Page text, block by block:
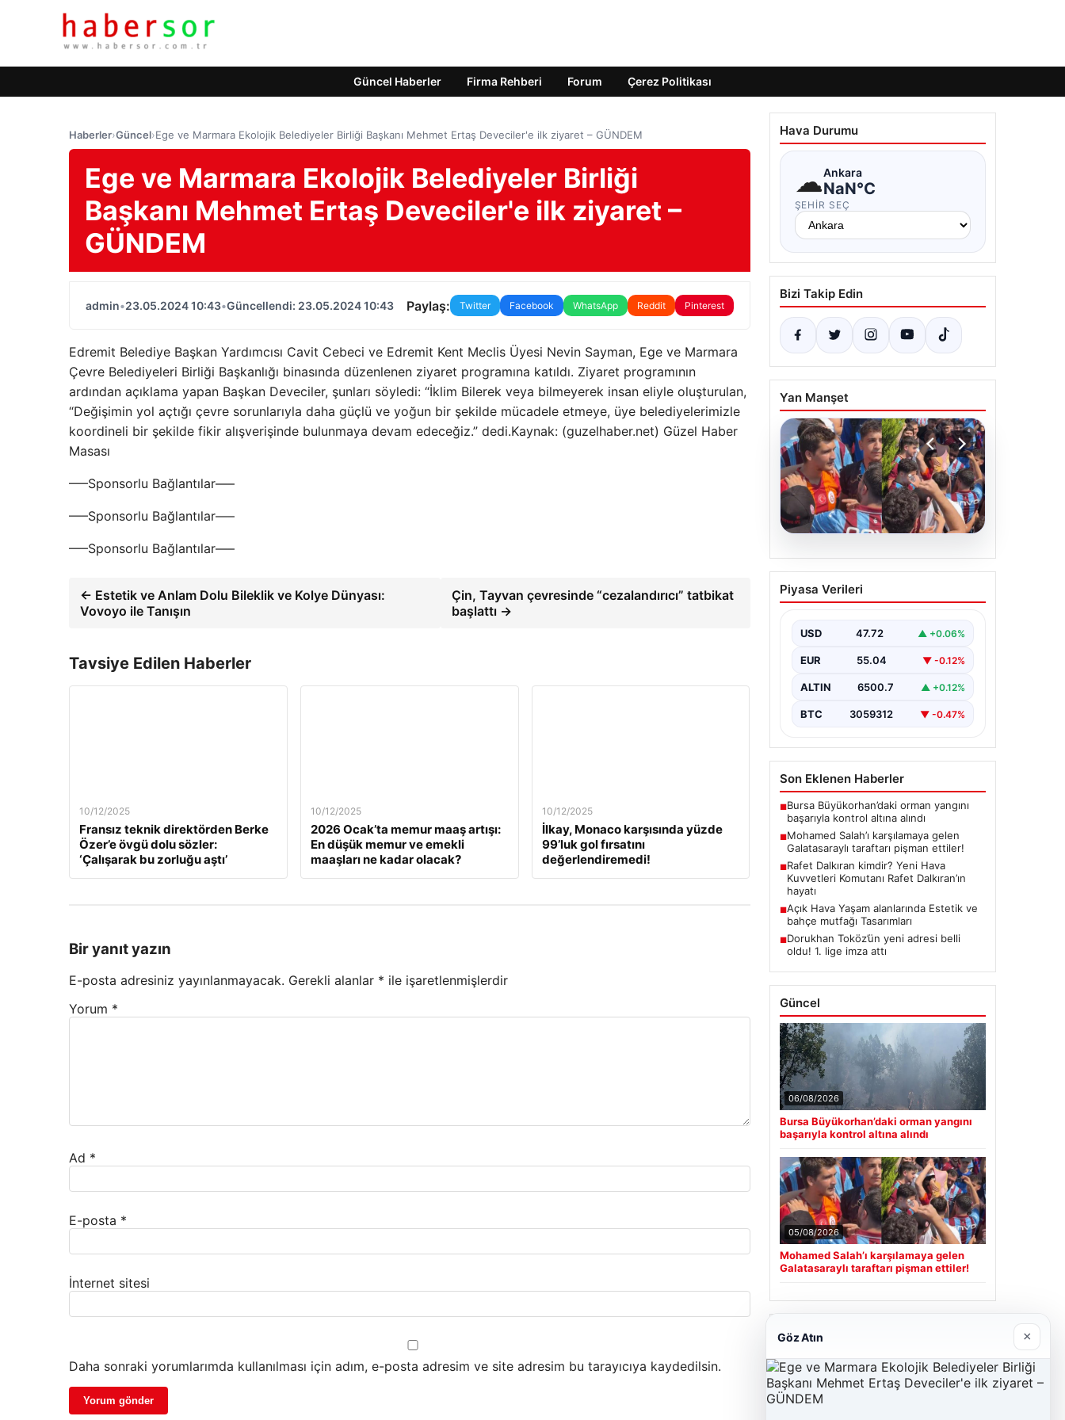
Güncel Haberler Firma Rehberi Forum Çerez Politikası
Haberler›Güncel›Ege ve Marmara Ekolojik Belediyeler Birliği Başkanı Mehmet Ertaş Deveciler'e ilk ziyaret – GÜNDEM
Ege ve Marmara Ekolojik Belediyeler Birliği
Başkanı Mehmet Ertaş Deveciler'e ilk ziyaret –
GÜNDEM
admin•23.05.2024 10:43•Güncellendi: 23.05.2024 10:43 Paylaş: Twitter Facebook WhatsApp Reddit Pinterest
Edremit Belediye Başkan Yardımcısı Cavit Cebeci ve Edremit Kent Meclis Üyesi Nevin Sayman, Ege ve Marmara
Çevre Belediyeleri Birliği Başkanlığı binasında düzenlenen ziyaret programına katıldı. Ziyaret programının
ardından açıklama yapan Başkan Deveciler, şunları söyledi: “İklim Bilerek veya bilmeyerek insan eliyle oluşturulan,
“Değişimin yol açtığı çevre sorunlarıyla daha güçlü ve yoğun bir şekilde mücadele etmeye, üye belediyelerimizle
koordineli bir şekilde fikir alışverişinde bulunmaya devam edeceğiz.” dedi.Kaynak: (guzelhaber.net) Güzel Haber
Masası
—–Sponsorlu Bağlantılar—–
—–Sponsorlu Bağlantılar—–
—–Sponsorlu Bağlantılar—–
← Estetik ve Anlam Dolu Bileklik ve Kolye Dünyası:
Vovoyo ile Tanışın
Çin, Tayvan çevresinde “cezalandırıcı” tatbikat
başlattı →
Tavsiye Edilen Haberler
10/12/2025
Fransız teknik direktörden Berke
Özer’e övgü dolu sözler:
‘Çalışarak bu zorluğu aştı’
10/12/2025
2026 Ocak’ta memur maaş artışı:
En düşük memur ve emekli
maaşları ne kadar olacak?
10/12/2025
İlkay, Monaco karşısında yüzde
99’luk gol fırsatını
değerlendiremedi!
Bir yanıt yazın
E-posta adresiniz yayınlanmayacak. Gerekli alanlar * ile işaretlenmişlerdir
Yorum *
Ad *
E-posta *
İnternet sitesi
Daha sonraki yorumlarımda kullanılması için adım, e-posta adresim ve site adresim bu tarayıcıya kaydedilsin.
Hava Durumu
☁Ankara
NaN°C
ŞEHIR SEÇ
Bizi Takip Edin
Yan Manşet
05.08.2026
Mohamed Salah’ı
karşılamaya gelen
pişman ettiler!
Piyasa Verileri
USD 47.72 ▲ +0.06%
EUR 55.04 ▼ -0.12%
ALTIN 6500.7 ▲ +0.12%
BTC 3059312 ▼ -0.47%
Son Eklenen Haberler
■Bursa Büyükorhan’daki orman yangını
başarıyla kontrol altına alındı
■Mohamed Salah’ı karşılamaya gelen
Galatasaraylı taraftarı pişman ettiler!
■Rafet Dalkıran kimdir? Yeni Hava
Kuvvetleri Komutanı Rafet Dalkıran’ın
hayatı
■Açık Hava Yaşam alanlarında Estetik ve
bahçe mutfağı Tasarımları
■Dorukhan Toköz’ün yeni adresi belli
oldu! 1. lige imza attı
Güncel
06/08/2026
Bursa Büyükorhan’daki orman yangını
başarıyla kontrol altına alındı
05/08/2026
Mohamed Salah’ı karşılamaya gelen
Galatasaraylı taraftarı pişman ettiler!
Son Eklenen Firmalar
Cengiz Sigorta
23/06/2026
Göz Atın ×